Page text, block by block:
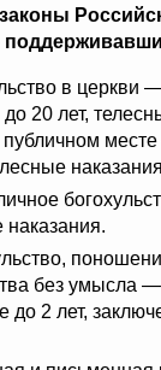
в церкви
20 лет,
без умысла
до 2 лет,